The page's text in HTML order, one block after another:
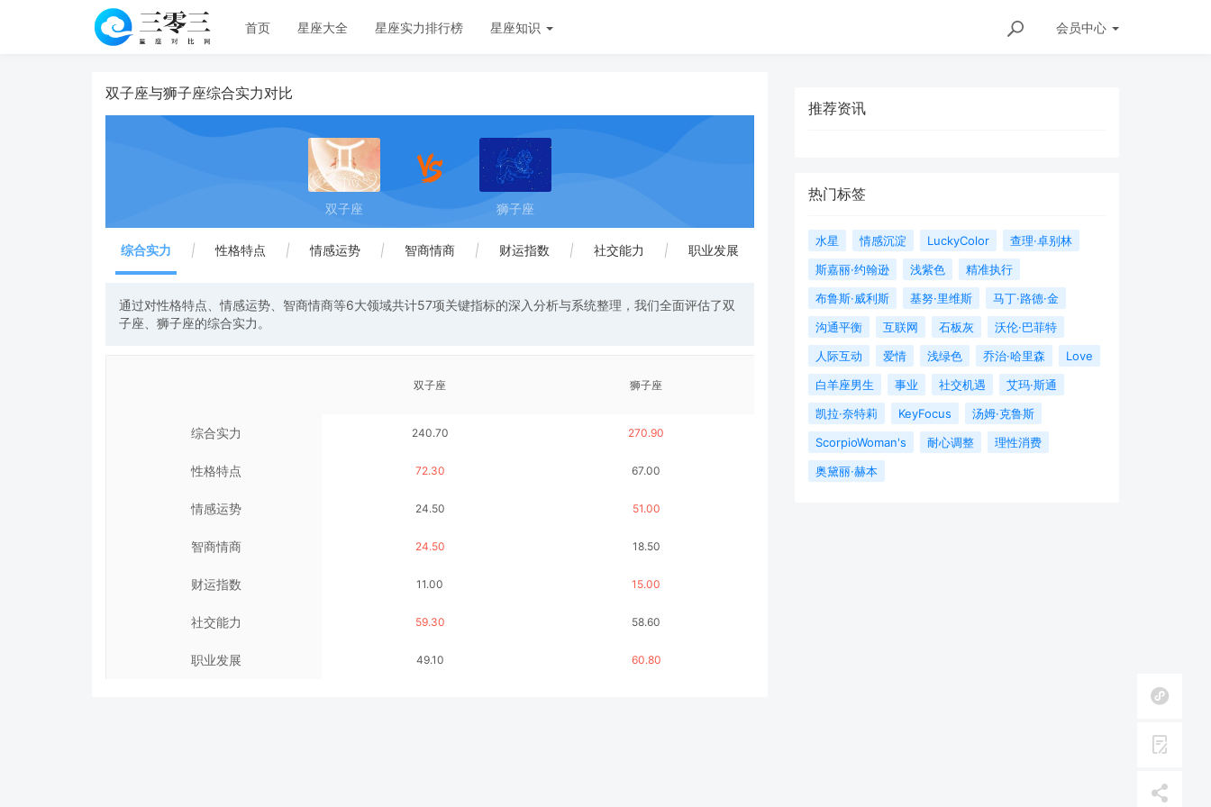
会员中心
首页 星座大全 星座实力排行榜 星座知识
双子座与狮子座综合实力对比
双子座 狮子座
综合实力 | 性格特点 | 情感运势 | 智商情商 | 财运指数 | 社交能力 | 职业发展
通过对性格特点、情感运势、智商情商等6大领域共计57项关键指标的深入分析与系统整理，我们全面评估了双
子座、狮子座的综合实力。
综合实力
性格特点
情感运势
智商情商
财运指数
社交能力
职业发展
双子座
240.70
72.30
24.50
24.50
11.00
59.30
49.10
狮子座
270.90
67.00
51.00
18.50
15.00
58.60
60.80
推荐资讯
热门标签
水星 情感沉淀 LuckyColor
查理·卓别林
斯嘉丽·约翰逊
浅紫色
精准执行
布鲁斯·威利斯
基努·里维斯
马丁·路德·金
沟通平衡
互联网 石板灰
沃伦·巴菲特
人际互动
爱情 浅绿色 乔治·哈里森
Love
白羊座男生
事业 社交机遇
艾玛·斯通
凯拉·奈特莉
KeyFocus
汤姆·克鲁斯
ScorpioWoman's
耐心调整
理性消费
奥黛丽·赫本